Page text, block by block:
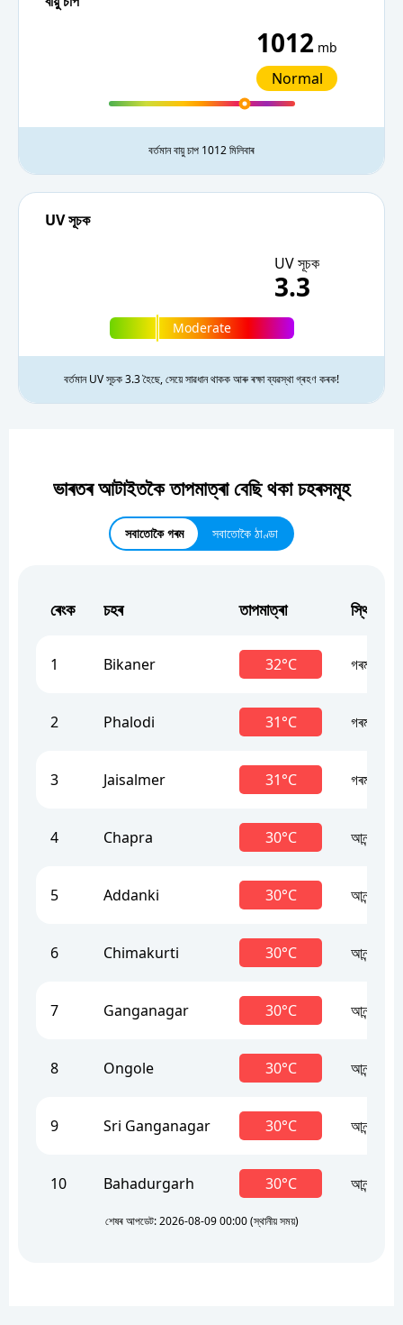
1012 mb
Normal
বৰ্তমান বায়ু চাপ 1012 মিলিবাৰ
UV সূচক
UV সূচক
3.3
Moderate
বৰ্তমান UV সূচক 3.3 হৈছে, সেয়ে সাৱধান থাকক আৰু ৰক্ষা ব্যৱস্থা গ্ৰহণ কৰক!
ভাৰতৰ আটাইতকৈ তাপমাত্ৰা বেছি থকা চহৰসমূহ
সবাতোকৈ গৰম সবাতোকৈ ঠাণ্ডা
ৰেংক চহৰ তাপমাত্ৰা স্থিতি
1 Bikaner 32°C গৰম
2 Phalodi 31°C গৰম
3 Jaisalmer 31°C গৰম
4 Chapra 30°C আনন্দদায়ক
5 Addanki 30°C আনন্দদায়ক
6 Chimakurti 30°C আনন্দদায়ক
7 Ganganagar 30°C আনন্দদায়ক
8 Ongole 30°C আনন্দদায়ক
9 Sri Ganganagar 30°C আনন্দদায়ক
10 Bahadurgarh 30°C আনন্দদায়ক
শেষৰ আপডেট: 2026-08-09 00:00 (স্থানীয় সময়)